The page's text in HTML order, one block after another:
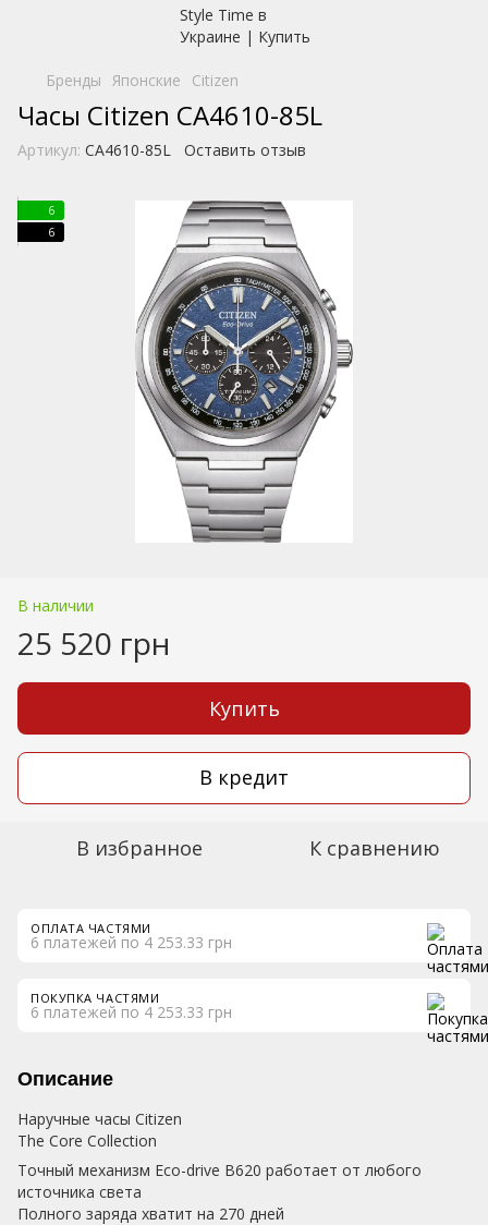
Бренды Японские Citizen
Часы Citizen CA4610-85L
Артикул: CA4610-85L Оставить отзыв
6
6
В наличии
25 520 грн
Купить
В кредит
В избранное К сравнению
ОПЛАТА ЧАСТЯМИ
6 платежей по 4 253.33 грн
ПОКУПКА ЧАСТЯМИ
6 платежей по 4 253.33 грн
Описание
Наручные часы Citizen
The Core Collection
Точный механизм Eco-drive B620 работает от любого
источника света
Полного заряда хватит на 270 дней